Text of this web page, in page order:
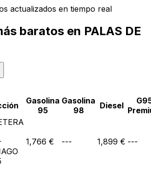
actualizados en tiempo real
baratos en PALAS DE
Gasolina
95
Gasolina
98
Diesel
1,766 € --- 1,899 € ---